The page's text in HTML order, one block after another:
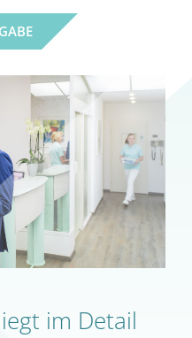
im Detail